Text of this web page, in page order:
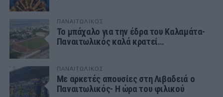
ΠΑΝΑΙΤΩΛΙΚΟΣ
Το μπάχαλο για την έδρα του Καλαμάτα-
Παναιτωλικός καλά κρατεί…
ΠΑΝΑΙΤΩΛΙΚΟΣ
Με αρκετές απουσίες στη Λιβαδειά ο
Παναιτωλικός- Η ώρα του φιλικού